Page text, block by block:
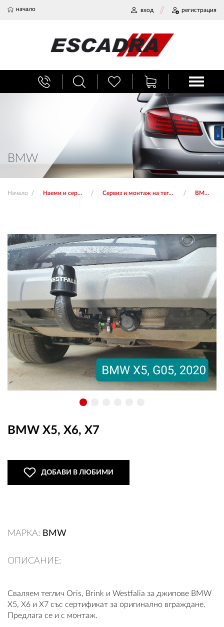
начало вход регистрация
BMW
Начало Наеми и сервиз Сервиз и монтаж на тегличи BMW
BMW X5, X6, X7
ДОБАВИ В ЛЮБИМИ
МАРКА: BMW
ОПИСАНИЕ:
Сваляем теглич Oris, Brink и Westfalia за джипове BMW
X5, X6 и X7 със сертификат за оригинално вграждане.
Предлага се и с монтаж.
БАГАЖНИЦИ
ВЕРИГИ ЗА СНЯГ
ХЛАДИЛНИ ЧАНТИ
ВАУЧЕР ЗА ПОДАРЪК
Любими
0 продукта
Количка
0 продукта
Вход
УСЛОВИЯ ЗА ДОСТАВКА
СТОКИ НА КРЕДИТ